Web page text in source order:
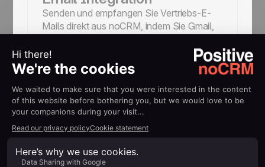
Senden und empfangen Sie Vertriebs-E-
Mails direkt aus noCRM, indem Sie Gmail,
verbinden.
WhatsApp
Verwalten und erstellen Sie Leads nahtlos
in WhatsApp und protokollieren Sie